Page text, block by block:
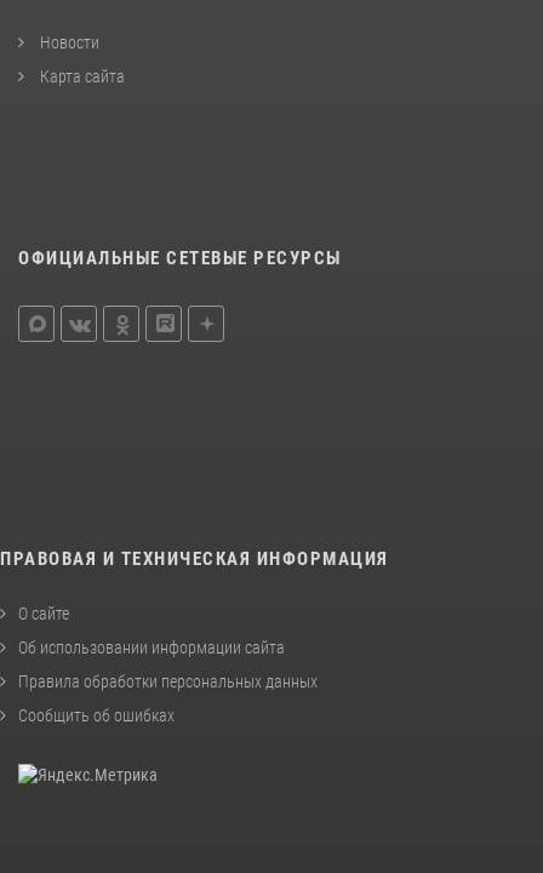
Новости
Карта сайта
ОФИЦИАЛЬНЫЕ СЕТЕВЫЕ РЕСУРСЫ
ПРАВОВАЯ И ТЕХНИЧЕСКАЯ ИНФОРМАЦИЯ
О сайте
Об использовании информации сайта
Правила обработки персональных данных
Сообщить об ошибках